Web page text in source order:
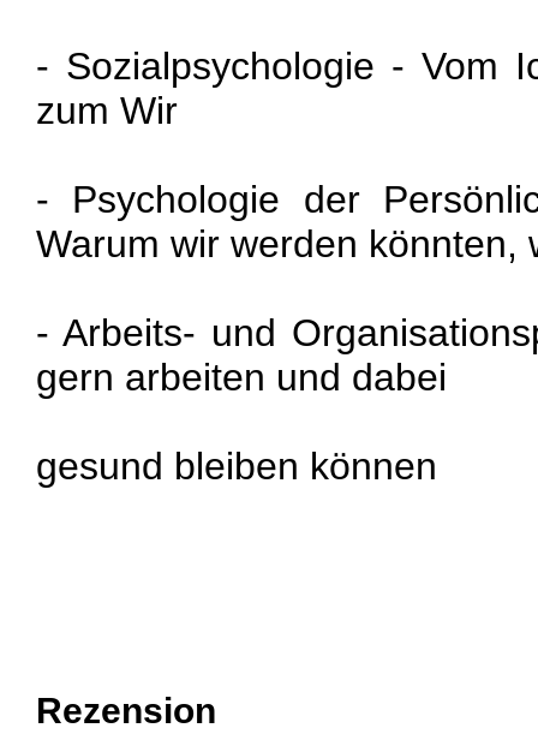
- Sozialpsychologie - Vom
zum Wir
- Psychologie der
Warum wir werden könnten,
- Arbeits- und
gern arbeiten und dabei
gesund bleiben können
Rezension